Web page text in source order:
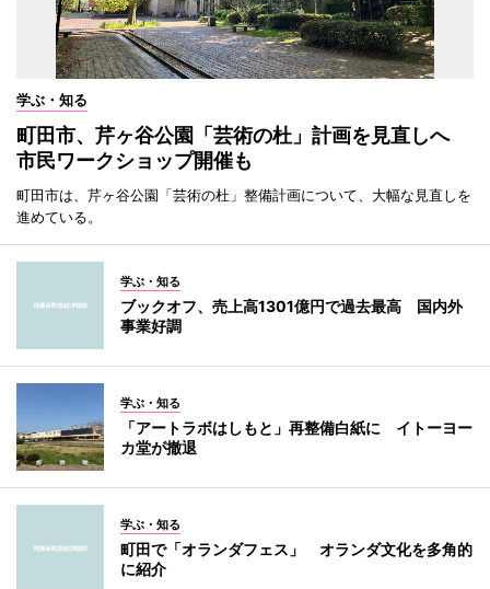
学ぶ・知る
町田市、芹ヶ谷公園「芸術の杜」計画を見直しへ
市民ワークショップ開催も
町田市は、芹ヶ谷公園「芸術の杜」整備計画について、大幅な見直しを
進めている。
学ぶ・知る
ブックオフ、売上高1301億円で過去最高 国内外
事業好調
学ぶ・知る
「アートラボはしもと」再整備白紙に イトーヨー
カ堂が撤退
学ぶ・知る
町田で「オランダフェス」 オランダ文化を多角的
に紹介